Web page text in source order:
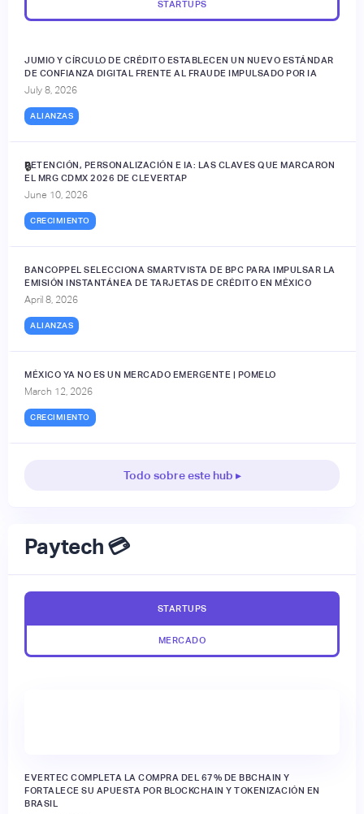
STARTUPS
JUMIO Y CÍRCULO DE CRÉDITO ESTABLECEN UN NUEVO ESTÁNDAR
DE CONFIANZA DIGITAL FRENTE AL FRAUDE IMPULSADO POR IA
July 8, 2026
ALIANZAS
RETENCIÓN, PERSONALIZACIÓN E IA: LAS CLAVES QUE MARCARON
EL MRG CDMX 2026 DE CLEVERTAP
June 10, 2026
CRECIMIENTO
🔒
BANCOPPEL SELECCIONA SMARTVISTA DE BPC PARA IMPULSAR LA
EMISIÓN INSTANTÁNEA DE TARJETAS DE CRÉDITO EN MÉXICO
April 8, 2026
ALIANZAS
MÉXICO YA NO ES UN MERCADO EMERGENTE | POMELO
March 12, 2026
CRECIMIENTO
Todo sobre este hub ▸
Paytech 💳
STARTUPS
MERCADO
EVERTEC COMPLETA LA COMPRA DEL 67% DE BBCHAIN Y
FORTALECE SU APUESTA POR BLOCKCHAIN Y TOKENIZACIÓN EN
BRASIL